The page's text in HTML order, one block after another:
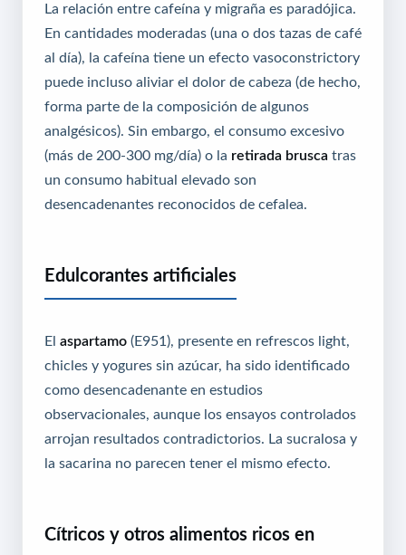
La relación entre cafeína y migraña es paradójica.
En cantidades moderadas (una o dos tazas de café
al día), la cafeína tiene un efecto vasoconstrictory
puede incluso aliviar el dolor de cabeza (de hecho,
forma parte de la composición de algunos
analgésicos). Sin embargo, el consumo excesivo
(más de 200-300 mg/día) o la retirada brusca tras
un consumo habitual elevado son
desencadenantes reconocidos de cefalea.
Edulcorantes artificiales
El aspartamo (E951), presente en refrescos light,
chicles y yogures sin azúcar, ha sido identificado
como desencadenante en estudios
observacionales, aunque los ensayos controlados
arrojan resultados contradictorios. La sucralosa y
la sacarina no parecen tener el mismo efecto.
Cítricos y otros alimentos ricos en